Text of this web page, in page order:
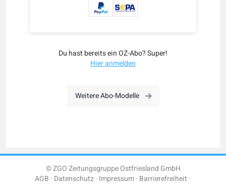
Du hast bereits ein OZ-Abo? Super!
Hier anmelden
Weitere Abo-Modelle
© ZGO Zeitungsgruppe Ostfriesland GmbH
AGB Datenschutz Impressum Barrierefreiheit